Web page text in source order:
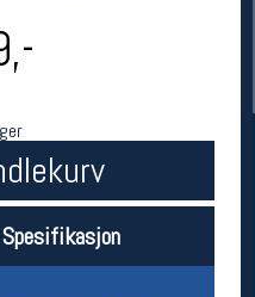
Spesifikasjon